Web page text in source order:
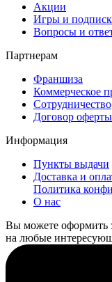
Акции
Игры и
Вопросы и
Партнерам
Франшиза
Коммерческое
Сотрудничество
Договор оферты
Информация
Пункты выдачи
Доставка и
Политика
О нас
Вы можете оформить
на любые